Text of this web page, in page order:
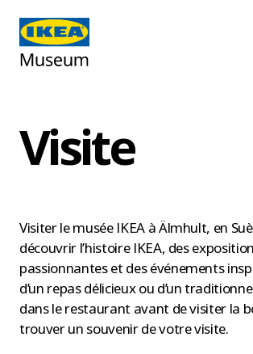
Visite
Visiter le musée IKEA à Älmhult, en
découvrir l’histoire IKEA, des
passionnantes et des événements
d’un repas délicieux ou d’un
dans le restaurant avant de visiter la
trouver un souvenir de votre visite.